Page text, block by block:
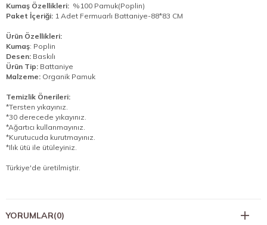
Kumaş Özellikleri: %100 Pamuk(Poplin)
Paket İçeriği: 1 Adet Fermuarlı Battaniye-88*83 CM
Ürün Özellikleri:
Kumaş: Poplin
Desen: Baskılı
Ürün Tip: Battaniye
Malzeme: Organik Pamuk
Temizlik Önerileri:
*Tersten yıkayınız.
*30 derecede yıkayınız.
*Ağartıcı kullanmayınız.
*Kurutucuda kurutmayınız.
*Ilık ütü ile ütüleyiniz.
Türkiye'de üretilmiştir.
YORUMLAR(0)